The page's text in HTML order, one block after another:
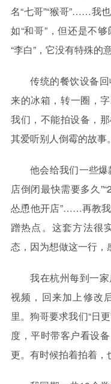
名“七哥”“猴哥”……我
如“和哥”，但还是不
“李白”，它没有特殊的
传统的餐饮设备
来的冰箱，转一圈，
我们，不能拍设备，
其爱听别人倒霉的故事。
他会给我们一些
店倒闭最快需要多久
怂恿他开店”……再教我
蹭热点。这套方法很
态，因为想做这一行，
我在杭州每到一
视频，回来加上修改
里。狗哥要求我们“日
度，平时带客户看设
更。有时候拍着拍着，